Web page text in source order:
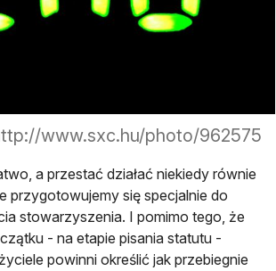
www.sxc.hu/photo/962575
a przestać działać niekiedy równie
przygotowujemy się specjalnie do
stowarzyszenia. I pomimo tego, że
- na etapie pisania statutu -
powinni określić jak przebiegnie